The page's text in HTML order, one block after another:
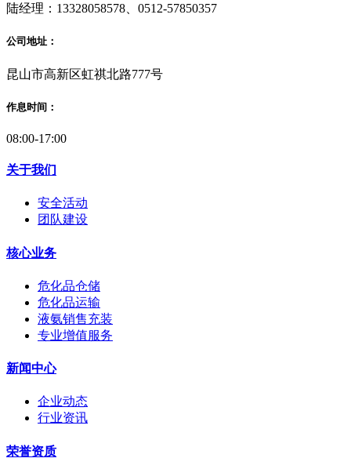
陆经理：13328058578、0512-57850357
公司地址：
昆山市高新区虹祺北路777号
作息时间：
08:00-17:00
关于我们
安全活动
团队建设
核心业务
危化品仓储
危化品运输
液氨销售充装
专业增值服务
新闻中心
企业动态
行业资讯
荣誉资质